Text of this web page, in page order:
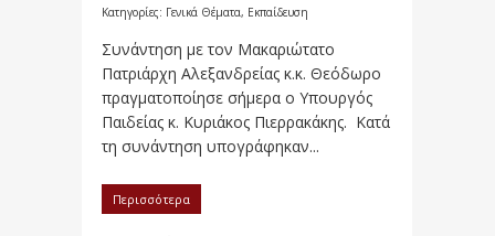
Κατηγορίες: Γενικά Θέματα, Εκπαίδευση
Συνάντηση με τον Μακαριώτατο
Πατριάρχη Αλεξανδρείας κ.κ. Θεόδωρο
πραγματοποίησε σήμερα ο Υπουργός
Παιδείας κ. Κυριάκος Πιερρακάκης. Κατά
τη συνάντηση υπογράφηκαν...
Περισσότερα